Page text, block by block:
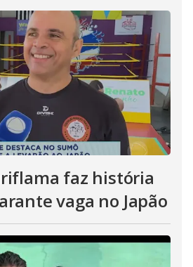
faz história
vaga no Japão